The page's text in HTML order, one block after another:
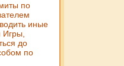
по
иные
Игры,
до
по